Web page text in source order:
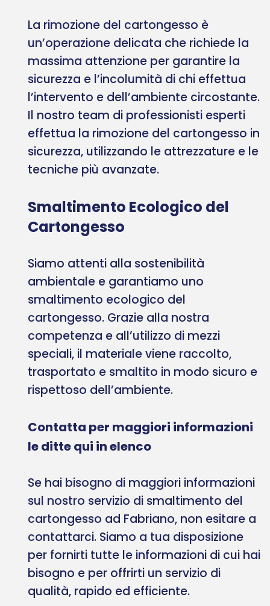
La rimozione del cartongesso è
un’operazione delicata che richiede la
massima attenzione per garantire la
sicurezza e l’incolumità di chi effettua
l’intervento e dell’ambiente circostante.
Il nostro team di professionisti esperti
effettua la rimozione del cartongesso in
sicurezza, utilizzando le attrezzature e le
tecniche più avanzate.
Smaltimento Ecologico del
Cartongesso
Siamo attenti alla sostenibilità
ambientale e garantiamo uno
smaltimento ecologico del
cartongesso. Grazie alla nostra
competenza e all’utilizzo di mezzi
speciali, il materiale viene raccolto,
trasportato e smaltito in modo sicuro e
rispettoso dell’ambiente.
Contatta per maggiori informazioni
le ditte qui in elenco
Se hai bisogno di maggiori informazioni
sul nostro servizio di smaltimento del
cartongesso ad Fabriano, non esitare a
contattarci. Siamo a tua disposizione
per fornirti tutte le informazioni di cui hai
bisogno e per offrirti un servizio di
qualità, rapido ed efficiente.